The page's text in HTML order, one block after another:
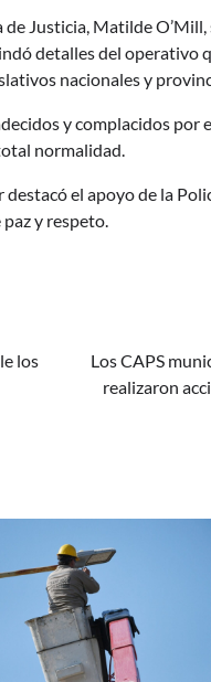
Justicia, Matilde O’Mill,
detalles del operativo
nacionales y
y complacidos
normalidad.
el apoyo de la
y respeto.
los
Los CAPS
realizaron